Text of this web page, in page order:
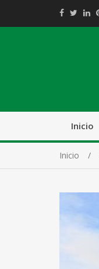
Inicio
Inicio